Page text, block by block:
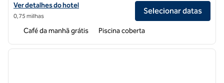
Exibir detalhes do hotel Embassy Suites by Hilton Washington DC
Ver detalhes do hotel
0,75 milhas
Selecionar datas
Café da manhã grátis Piscina coberta
1 de 12